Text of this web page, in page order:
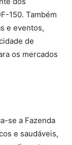
150. Também
e eventos,
de
os mercados
se a Fazenda
e saudáveis,